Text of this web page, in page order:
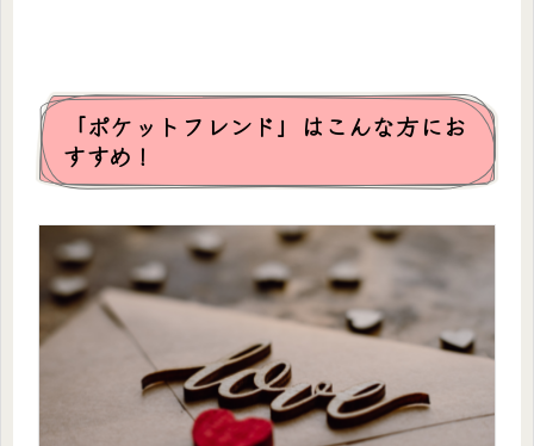
「ポケットフレンド」はこんな方にお
すすめ！